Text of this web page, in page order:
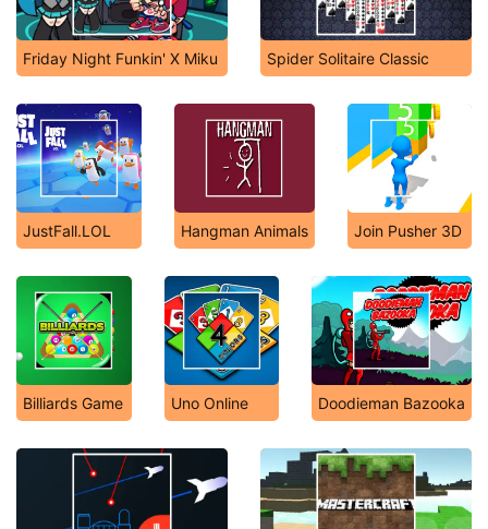
Friday Night Funkin' X Miku Spider Solitaire Classic
JustFall.LOL Hangman Animals Join Pusher 3D
Billiards Game Uno Online Doodieman Bazooka